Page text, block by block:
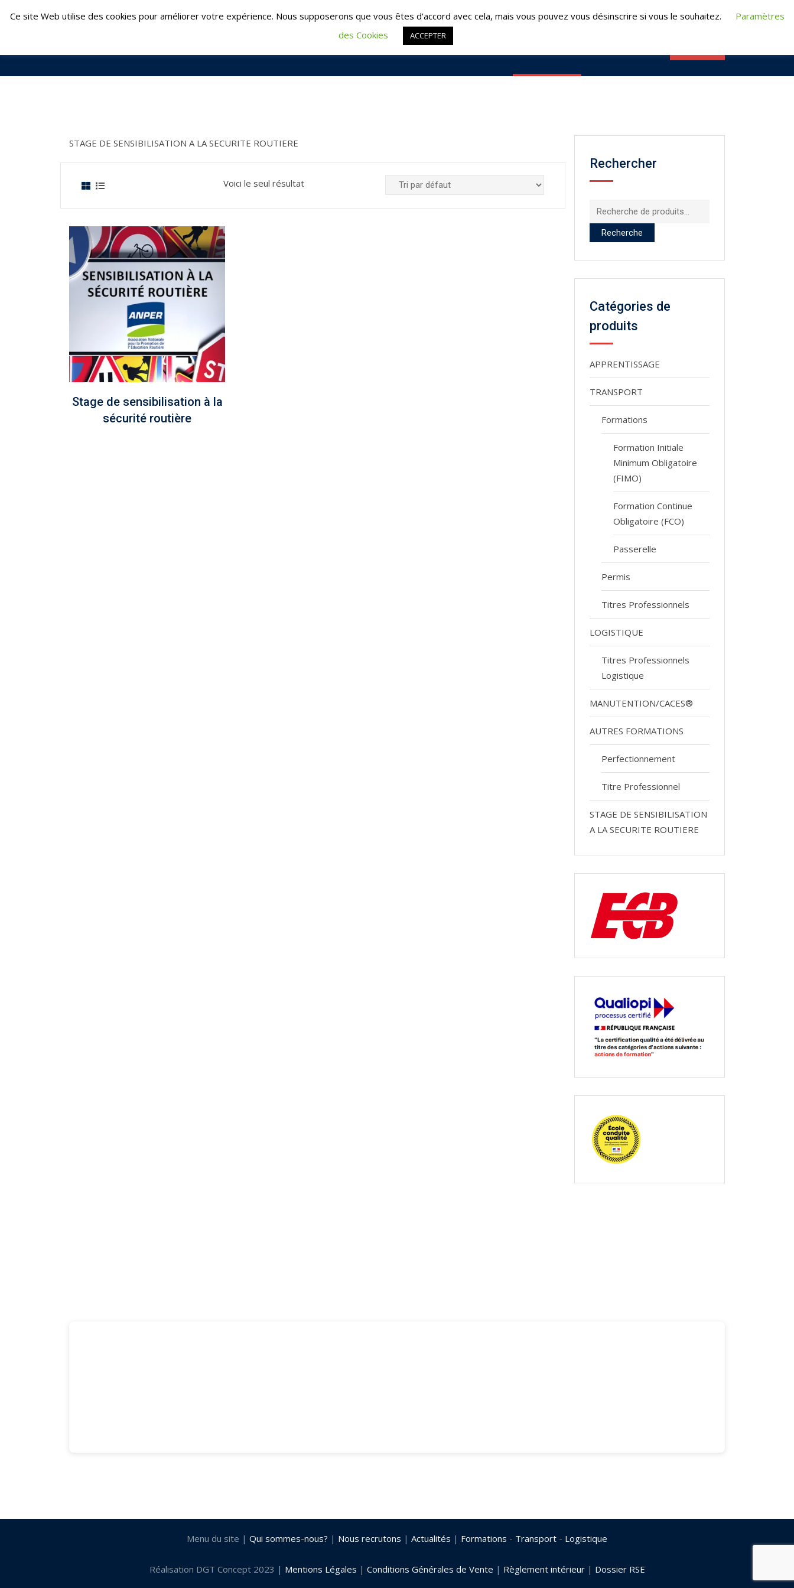
Fontenay-le-Comte : 02 51 69 22 24 | Fougeré : 02 51 09 95 95 | Les Herbiers : 02 51 57 57 64 contact@turpeauformation.fr
STAGE DE SENSIBILISATION A LA SECURITE ROUTIERE
Voici le seul résultat
Stage de sensibilisation à la
sécurité routière
Rechercher
Recherche
pour :
Recherche
Catégories de
produits
APPRENTISSAGE
TRANSPORT
Formations
Formation Initiale
Minimum Obligatoire
(FIMO)
Formation Continue
Obligatoire (FCO)
Passerelle
Permis
Titres Professionnels
LOGISTIQUE
Titres Professionnels
Logistique
MANUTENTION/CACES®
AUTRES FORMATIONS
Perfectionnement
Titre Professionnel
STAGE DE SENSIBILISATION
A LA SECURITE ROUTIERE
Menu du site | Qui sommes-nous? | Nous recrutons | Actualités | Formations - Transport - Logistique
Réalisation DGT Concept 2023 | Mentions Légales | Conditions Générales de Vente | Règlement intérieur| Dossier RSE
Ce site Web utilise des cookies pour améliorer votre expérience. Nous supposerons que vous êtes d'accord avec cela, mais vous pouvez vous désinscrire si vous le souhaitez.
Paramètres
des Cookies
ACCEPTER